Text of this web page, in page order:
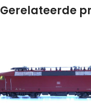
Gerelateerde